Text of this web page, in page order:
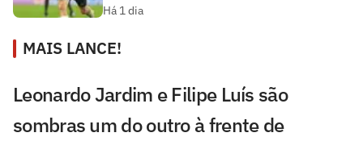
Há 1 dia
MAIS LANCE!
Leonardo Jardim e Filipe Luís são
sombras um do outro à frente de